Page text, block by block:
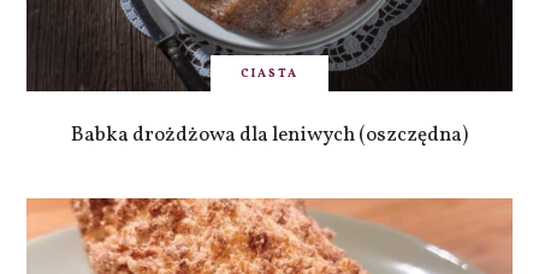
CIASTA
Babka drożdżowa dla leniwych (oszczędna)